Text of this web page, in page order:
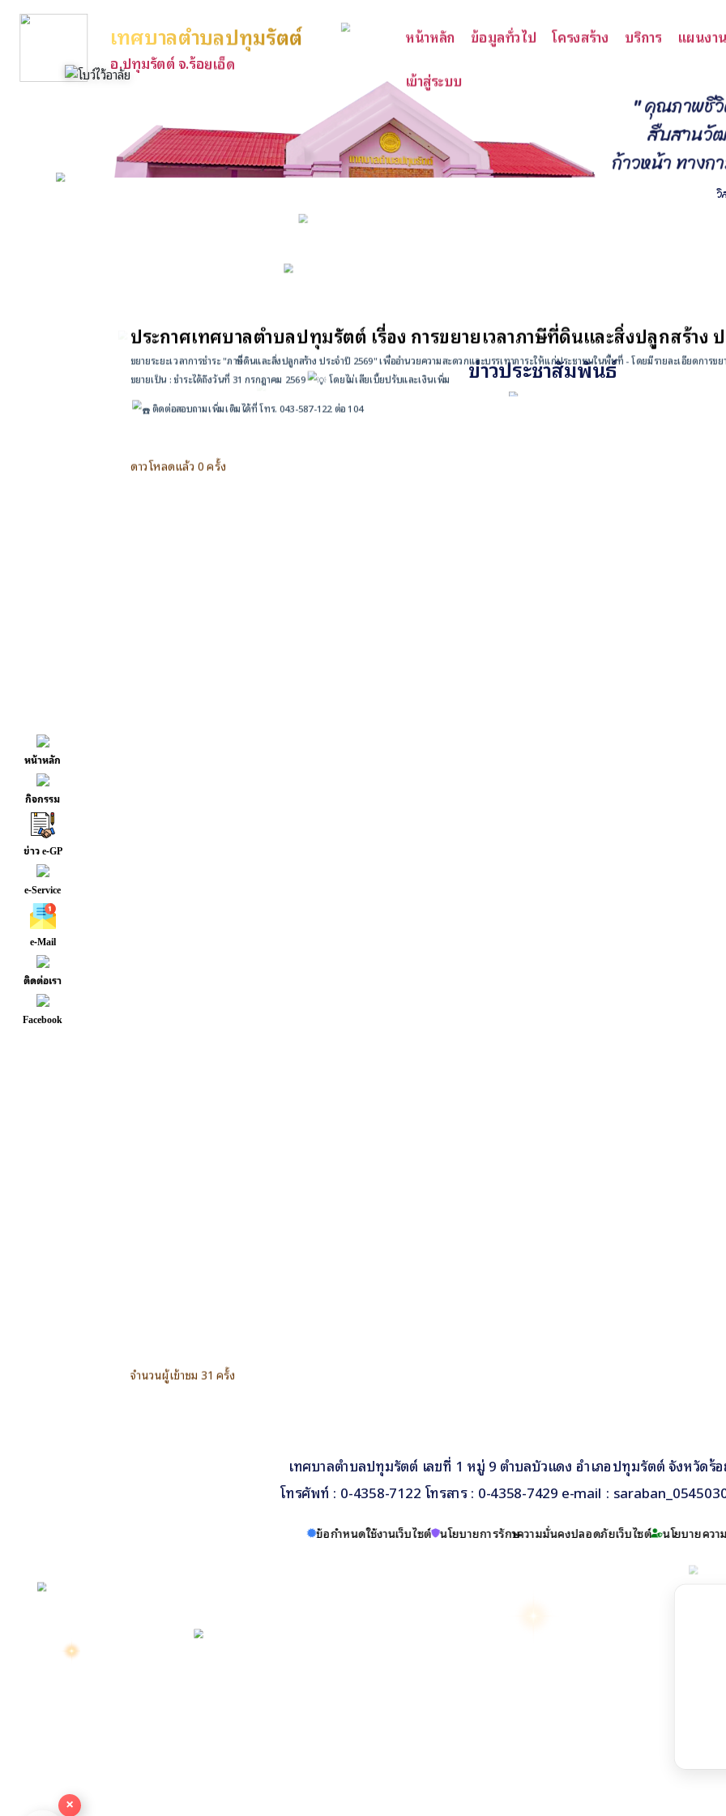
หน้าหลัก
กิจกรรม
ข่าว e-GP
e-Service
e-Mail
ติดต่อเรา
Facebook
เทศบาลตำบลปทุมรัตต์
อ.ปทุมรัตต์ จ.ร้อยเอ็ด
หน้าหลัก ข้อมูลทั่วไป โครงสร้าง บริการ แผนงาน
เข้าสู่ระบบ
"คณภาพชว
สบสานว
กาวหนาทางกา
ข่าวประชาสัมพันธ์
ประกาศเทศบาลตำบลปทุมรัตต์ เรื่อง การขยายเวลาภาษีที่ดินและสิ่งปลูกสร้าง
ขยายระยะเวลาการชำระ "ภาษีที่ดินและสิ่งปลูกสร้าง ประจำปี 2569" เพื่ออำนวยความสะดวกและบรรเทาภาระให้แก่ประชาชนในพื้นที่ - โดยมีรายละเอียดการ
ขยายเป็น : ชำระได้ถึงวันที่ 31 กรกฎาคม 2569
โดยไม่เสียเบี้ยปรับและเงินเพิ่ม
ติดต่อสอบถามเพิ่มเติมได้ที่ โทร. 043-587-122 ต่อ 104
ดาวโหลดแล้ว 0 ครั้ง
จำนวนผู้เข้าชม 31 ครั้ง
เทศบาลตำบลปทุมรัตต์ เลขที่ 1 หมู่ 9 ตำบลบัวแดง อำเภอปทุมรัตต์ จังหวัดร้
โทรศัพท์ : 0-4358-7122 โทรสาร : 0-4358-7429 e-mail :
ข้อกำหนดใช้งานเว็บไซต์ นโยบายการรักษาความมั่นคงปลอดภัยเว็บไซต์ นโยบายควา
×